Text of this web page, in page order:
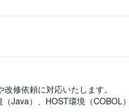
修依頼に対応いたします。
Java）、HOST環境（COBOL